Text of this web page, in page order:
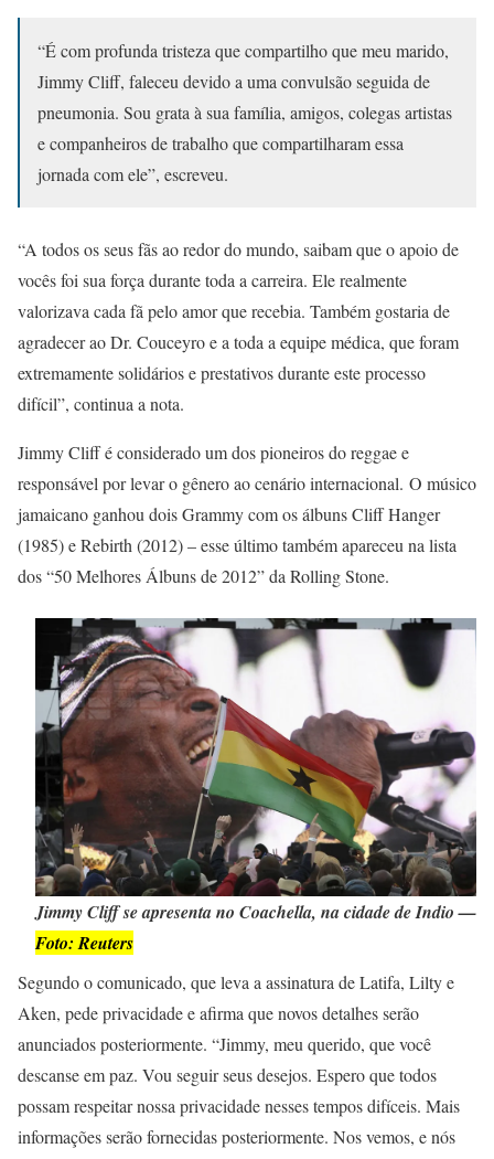
“É com profunda tristeza que compartilho que meu marido,
Jimmy Cliff, faleceu devido a uma convulsão seguida de
pneumonia. Sou grata à sua família, amigos, colegas artistas
e companheiros de trabalho que compartilharam essa
jornada com ele”, escreveu.
“A todos os seus fãs ao redor do mundo, saibam que o apoio de
vocês foi sua força durante toda a carreira. Ele realmente
valorizava cada fã pelo amor que recebia. Também gostaria de
agradecer ao Dr. Couceyro e a toda a equipe médica, que foram
extremamente solidários e prestativos durante este processo
difícil”, continua a nota.
Jimmy Cliff é considerado um dos pioneiros do reggae e
responsável por levar o gênero ao cenário internacional. O músico
jamaicano ganhou dois Grammy com os álbuns Cliff Hanger
(1985) e Rebirth (2012) – esse último também apareceu na lista
dos “50 Melhores Álbuns de 2012” da Rolling Stone.
Jimmy Cliff se apresenta no Coachella, na cidade de Indio —
Foto: Reuters
Segundo o comunicado, que leva a assinatura de Latifa, Lilty e
Aken, pede privacidade e afirma que novos detalhes serão
anunciados posteriormente. “Jimmy, meu querido, que você
descanse em paz. Vou seguir seus desejos. Espero que todos
possam respeitar nossa privacidade nesses tempos difíceis. Mais
informações serão fornecidas posteriormente. Nos vemos, e nós